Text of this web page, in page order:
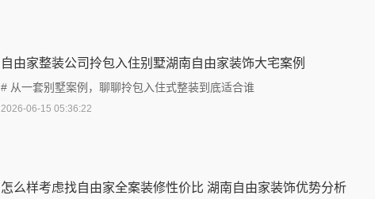
自由家整装公司拎包入住别墅湖南自由家装饰大宅案例
# 从一套别墅案例，聊聊拎包入住式整装到底适合谁
2026-06-15 05:36:22
怎么样考虑找自由家全案装修性价比 湖南自由家装饰优势分析